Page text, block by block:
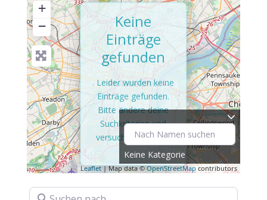
+
−
Leaflet| Map data ©OpenStreetMapcontributors
Keine
Einträge
gefunden
. Leider wurden keine
Einträge gefunden.
Bitte ändere deine
Suchkriterien und
versuche es erneut.
Keine Kategorie
Suchen nach